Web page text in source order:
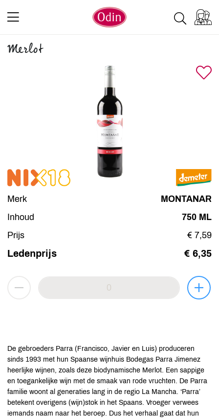
Merlot
Merk
MONTANAR
Inhoud
750 ML
Prijs
€ 7,59
Ledenprijs € 6,35
De gebroeders Parra (Francisco, Javier en Luis) produceren
sinds 1993 met hun Spaanse wijnhuis Bodegas Parra Jimenez
heerlijke wijnen, zoals deze biodynamische Merlot. Een sappige
en toegankelijke wijn met de smaak van rode vruchten. De Parra
familie woont al generaties lang in de regio La Mancha. ‘Parra’
betekent overigens (wijn)stok in het Spaans. Vroeger verwees
iemands naam naar het beroep. Dus het verhaal gaat dat hun